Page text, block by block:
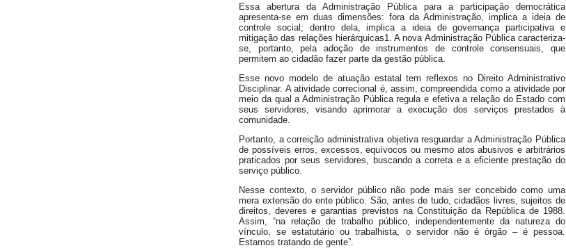
Essa abertura da Administração Pública para a participação democrática
apresenta-se em duas dimensões: fora da Administração, implica a ideia de
controle social; dentro dela, implica a ideia de governança participativa e
mitigação das relações hierárquicas1. A nova Administração Pública caracteriza-
se, portanto, pela adoção de instrumentos de controle consensuais, que
permitem ao cidadão fazer parte da gestão pública.
Esse novo modelo de atuação estatal tem reflexos no Direito Administrativo
Disciplinar. A atividade correcional é, assim, compreendida como a atividade por
meio da qual a Administração Pública regula e efetiva a relação do Estado com
seus servidores, visando aprimorar a execução dos serviços prestados à
comunidade.
Portanto, a correição administrativa objetiva resguardar a Administração Pública
de possíveis erros, excessos, equívocos ou mesmo atos abusivos e arbitrários
praticados por seus servidores, buscando a correta e a eficiente prestação do
serviço público.
Nesse contexto, o servidor público não pode mais ser concebido como uma
mera extensão do ente público. São, antes de tudo, cidadãos livres, sujeitos de
direitos, deveres e garantias previstos na Constituição da República de 1988.
Assim, “na relação de trabalho público, independentemente da natureza do
vínculo, se estatutário ou trabalhista, o servidor não é órgão – é pessoa.
Estamos tratando de gente”.